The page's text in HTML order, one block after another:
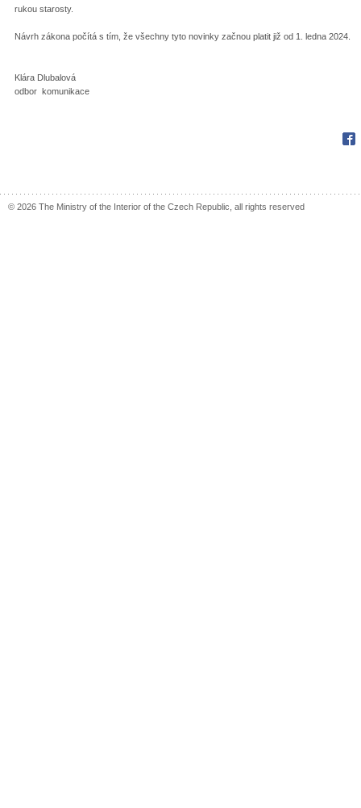
rukou starosty.
Návrh zákona počítá s tím, že všechny tyto novinky začnou platit již od 1. ledna 2024.
Klára Dlubalová
odbor komunikace
© 2026 The Ministry of the Interior of the Czech Republic, all rights reserved